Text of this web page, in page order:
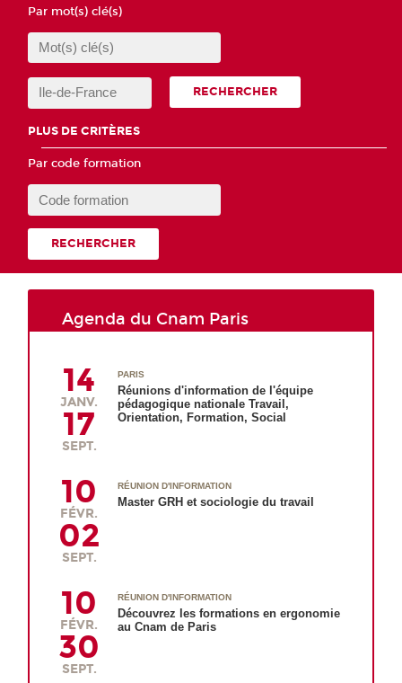
Par mot(s) clé(s)
RECHERCHER
PLUS DE CRITÈRES
Par code formation
RECHERCHER
Agenda du Cnam Paris
14
JANV.
17
SEPT.
PARIS
Réunions d'information de l'équipe
pédagogique nationale Travail,
Orientation, Formation, Social
10
FÉVR.
02
SEPT.
RÉUNION D'INFORMATION
Master GRH et sociologie du travail
10
FÉVR.
30
SEPT.
RÉUNION D'INFORMATION
Découvrez les formations en ergonomie
au Cnam de Paris